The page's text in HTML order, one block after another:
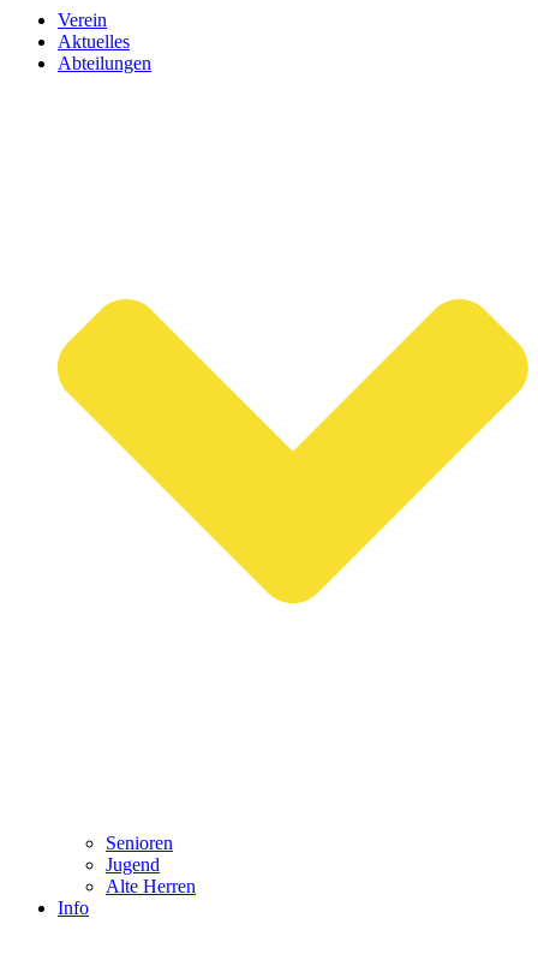
Verein
Aktuelles
Abteilungen
Senioren
Jugend
Alte Herren
Info